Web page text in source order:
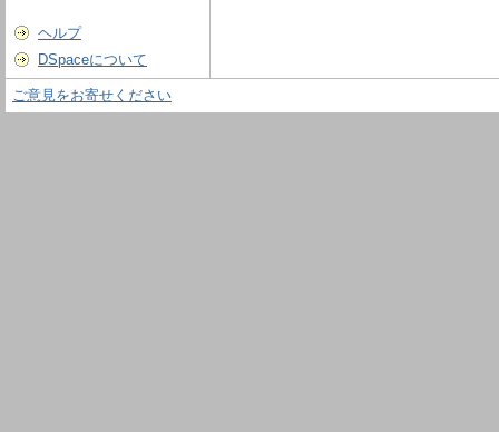
ヘルプ
DSpaceについて
ご意見をお寄せください